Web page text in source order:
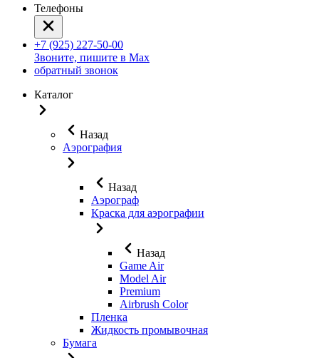
Телефоны
+7 (925) 227-50-00
Звоните, пишите в Max
обратный звонок
Каталог
Назад
Аэрография
Назад
Аэрограф
Краска для аэрографии
Назад
Game Air
Model Air
Premium
Airbrush Color
Пленка
Жидкость промывочная
Бумага